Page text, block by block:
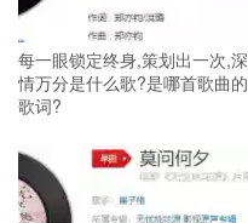
每一眼锁定终身,策划出一次,深
情万分是什么歌?是哪首歌曲的
歌词?